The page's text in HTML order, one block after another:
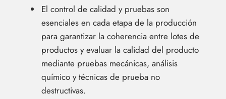
El control de calidad y pruebas son
esenciales en cada etapa de la producción
para garantizar la coherencia entre lotes de
productos y evaluar la calidad del producto
mediante pruebas mecánicas, análisis
químico y técnicas de prueba no
destructivas.